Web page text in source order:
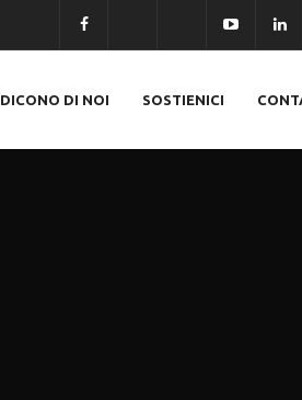
DICONO DI NOI SOSTIENICI